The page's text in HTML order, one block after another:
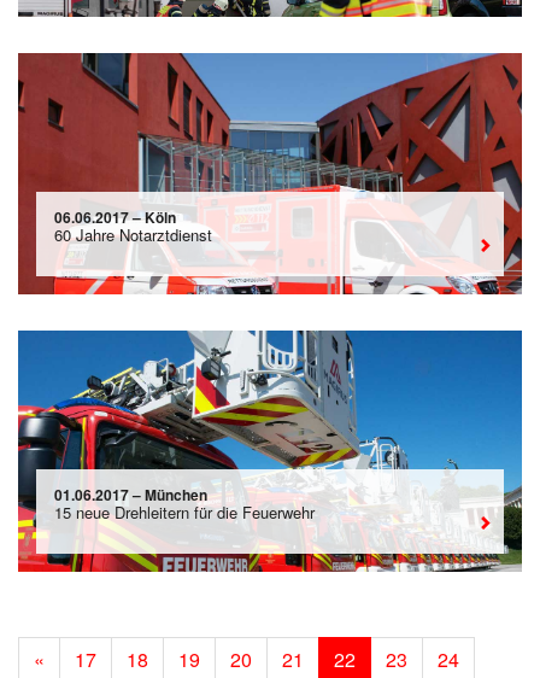
06.06.2017 – Köln
60 Jahre Notarztdienst
01.06.2017 – München
15 neue Drehleitern für die Feuerwehr
« 17 18 19 20 21 22 23
24